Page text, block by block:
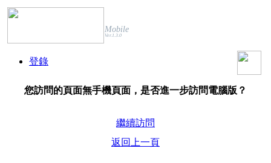
Mobile
Ver.1.3.0
登錄
您訪問的頁面無手機頁面，是否進一步訪問電腦版？
繼續訪問
返回上一頁